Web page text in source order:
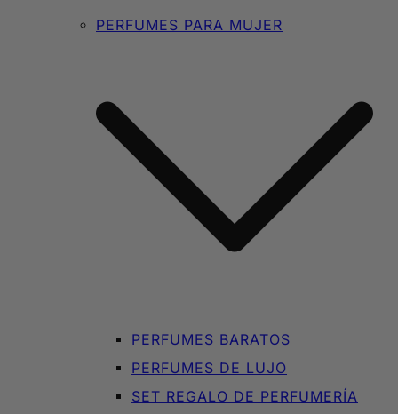
PERFUMES PARA MUJER
PERFUMES BARATOS
PERFUMES DE LUJO
SET REGALO DE PERFUMERÍA